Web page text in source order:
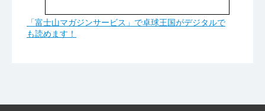
「富士山マガジンサービス」で卓球王国がデジタルで
も読めます！